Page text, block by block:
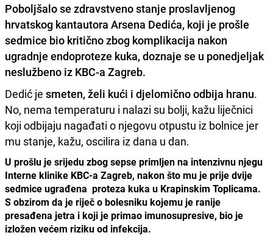
Poboljšalo se zdravstveno stanje proslavljenog
hrvatskog kantautora Arsena Dedića, koji je prošle
sedmice bio kritično zbog komplikacija nakon
ugradnje endoproteze kuka, doznaje se u ponedjeljak
neslužbeno iz KBC-a Zagreb.
Dedić je smeten, želi kući i djelomično odbija hranu.
No, nema temperaturu i nalazi su bolji, kažu liječnici
koji odbijaju nagađati o njegovu otpustu iz bolnice jer
mu stanje, kažu, oscilira iz dana u dan.
U prošlu je srijedu zbog sepse primljen na intenzivnu njegu
Interne klinike KBC-a Zagreb, nakon što mu je prije dvije
sedmice ugrađena proteza kuka u Krapinskim Toplicama.
S obzirom da je riječ o bolesniku kojemu je ranije
presađena jetra i koji je primao imunosupresive, bio je
izložen većem riziku od infekcija.